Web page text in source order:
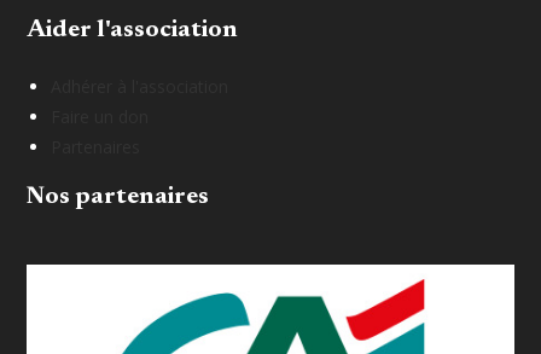
Aider l'association
Nos partenaires